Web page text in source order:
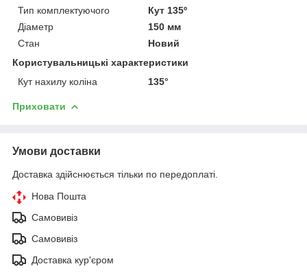
Тип комплектуючого
Кут 135º
Діаметр
150 мм
Стан
Новий
Користувальницькі характеристики
Кут нахилу коліна
135°
Приховати
Умови доставки
Доставка здійснюється тільки по передоплаті.
Нова Пошта
Самовивіз
Самовивіз
Доставка кур'єром